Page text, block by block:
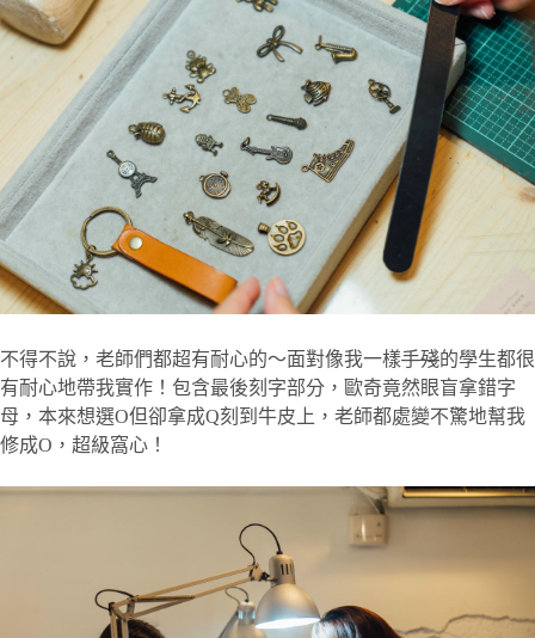
不得不說，老師們都超有耐心的～面對像我一樣手殘的學生都很
有耐心地帶我實作！包含最後刻字部分，歐奇竟然眼盲拿錯字
母，本來想選O但卻拿成Q刻到牛皮上，老師都處變不驚地幫我
修成O，超級窩心！